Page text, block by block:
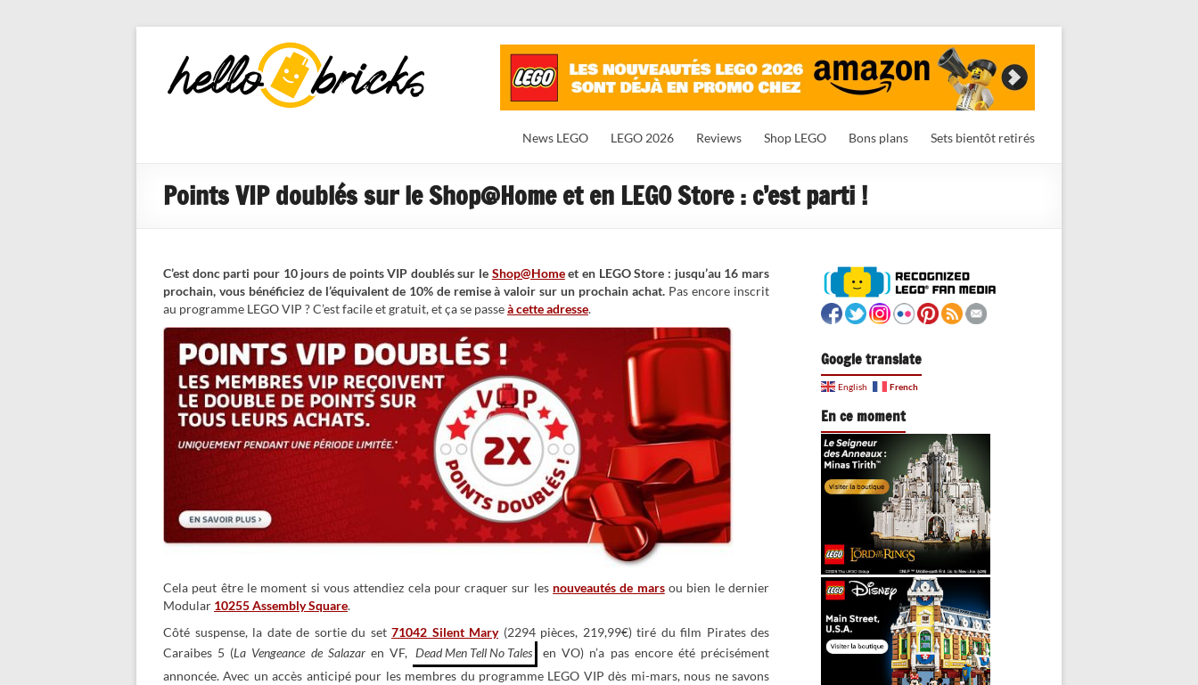
HelloBricks
Blog LEGO,
nouveaut�s
News LEGO LEGO 2026 Reviews Shop LEGO Bons plans Sets bientôt retirés
Points VIP doublés sur le Shop@Home et en LEGO Store : c’est parti !
C’est donc parti pour 10 jours de points VIP doublés sur le Shop@Homeet en LEGO Store : jusqu’au 16 mars
prochain, vous bénéficiez de l’équivalent de 10% de remise à valoir sur un prochain achat. Pas encore inscrit
au programme LEGO VIP ? C’est facile et gratuit, et ça se passeà cette adresse.
Cela peut être le moment si vous attendiez cela pour craquer sur les nouveautés de marsou bien le dernier
Modular 10255 Assembly Square.
Côté suspense, la date de sortie du set 71042 Silent Mary(2294 pièces, 219,99€) tiré du film Pirates des
Caraibes 5 (La Vengeance de Salazaren VF, Dead Men Tell No Tales
en VO) n’a pas encore été précisément
annoncée. Avec un accès anticipé pour les membres du programme LEGO VIP dès mi-mars, nous ne savons
Google translate
English French
En ce moment